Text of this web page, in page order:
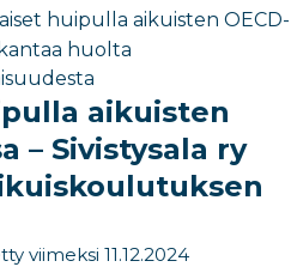
huipulla aikuisten OECD-
huolta
aikuisten
– Sivistysala ry
viimeksi 11.12.2024